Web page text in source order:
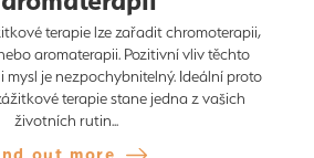
terapie lze zařadit chromoterapii,
aromaterapii. Pozitivní vliv těchto
mysl je nezpochybnitelný. Ideální proto
terapie stane jedna z vašich
životních rutin...
out more